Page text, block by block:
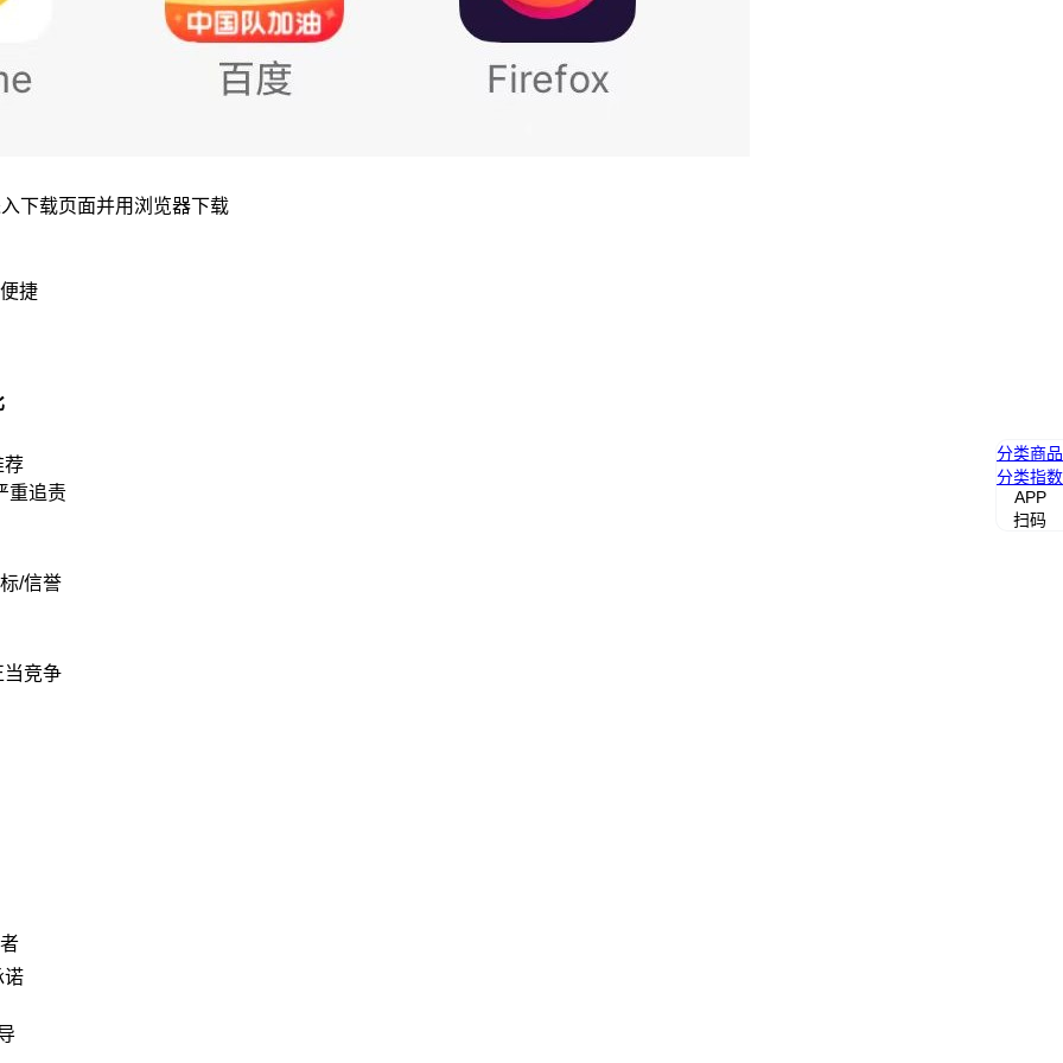
下载页面并用浏览器下载
捷
荐
重追责
/信誉
当竞争
诺
分类商品
分类指数
APP
扫码